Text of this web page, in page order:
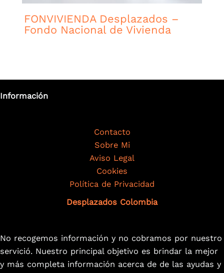
FONVIVIENDA Desplazados –
Fondo Nacional de Vivienda
Información
Contacto
Sobre Mi
Aviso Legal
Cookies
Política de Privacidad
Desplazados Colombia
No recogemos información y no cobramos por nuestro
servició. Nuestro principal objetivo es brindar la mejor
y más completa información acerca de de las ayudas y